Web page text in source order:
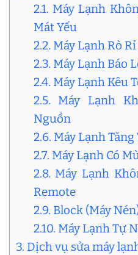
2.1. Máy Lạnh
Mát Yếu
2.2. Máy Lạnh Rò
2.3. Máy Lạnh Báo
2.4. Máy Lạnh Kêu
2.5. Máy Lạnh
Nguồn
2.6. Máy Lạnh
2.7. Máy Lạnh Có
2.8. Máy Lạnh
Remote
2.9. Block (Máy
2.10. Máy Lạnh Tự
3. Dịch vụ sửa máy